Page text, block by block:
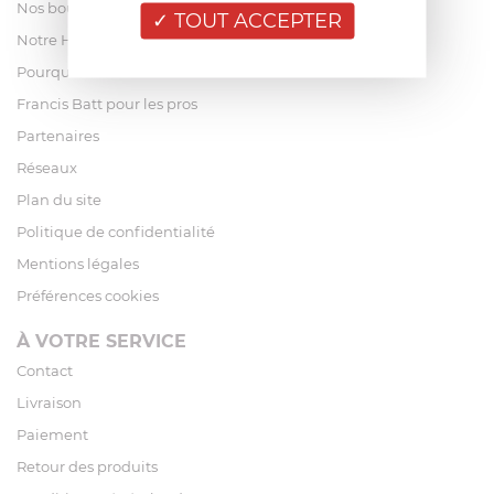
Nos boutiques
Notre Histoire
Pourquoi acheter chez Francis Batt ?
Francis Batt pour les pros
Partenaires
Réseaux
Plan du site
Politique de confidentialité
Mentions légales
Préférences cookies
À VOTRE SERVICE
Contact
Livraison
Paiement
Retour des produits
TOUT ACCEPTER